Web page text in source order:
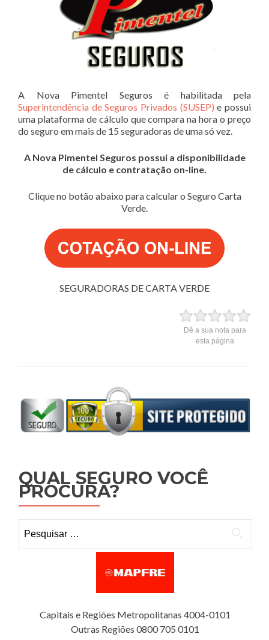
A Nova Pimentel Seguros é habilitada pela
Superintendência de Seguros Privados (SUSEP) e possui
uma plataforma de cálculo que compara na hora o preço
do seguro em mais de 15 seguradoras de uma só vez.
A Nova Pimentel Seguros possui a disponibilidade
de cálculo e contratação on-line.
Clique no botão abaixo para calcular o Seguro Carta
Verde.
SEGURADORAS DE CARTA VERDE
Dê a sua nota para
esta página
QUAL SEGURO VOCÊ
PROCURA?
Capitais e Regiões Metropolitanas 4004-0101
Outras Regiões 0800 705 0101